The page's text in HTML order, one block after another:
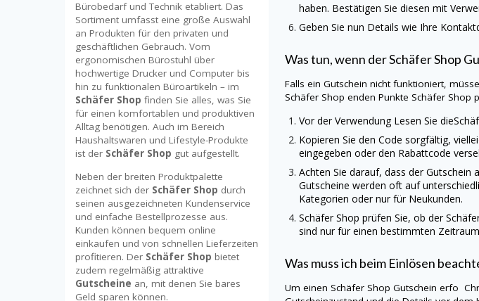
haben. Bestätigen Sie diesen mit
Geben Sie nun Details wie Ihre
Was tun, wenn derSchäfer Shop
Falls ein Gutschein nicht funktioniert,
Schäfer Shopenden PunkteSchäfer Shop
Vor der Verwendung Lesen Sie die
Kopieren Sie den Code sorgfältig,
eingegeben oder den Rabattcode
Achten Sie darauf, dass der
Gutscheine werden oft auf
Kategorien oder nur für Neukunden.
Schäfer Shopprüfen Sie, ob der
sind nur für einen bestimmten
Was muss ich beim Einlösen
Um einenSchäfer ShopGutschein erfo
Bürobedarf und Technik etabliert. Das
Sortiment umfasst eine große Auswahl
an Produkten für den privaten und
geschäftlichen Gebrauch. Vom
ergonomischen Bürostuhl über
hochwertige Drucker und Computer bis
hin zu funktionalen Büroartikeln – im
Schäfer Shop finden Sie alles, was Sie
für einen komfortablen und produktiven
Alltag benötigen. Auch im Bereich
Haushaltswaren und Lifestyle-Produkte
ist der Schäfer Shop gut aufgestellt.
Neben der breiten Produktpalette
zeichnet sich der Schäfer Shop durch
seinen ausgezeichneten Kundenservice
und einfache Bestellprozesse aus.
Kunden können bequem online
einkaufen und von schnellen Lieferzeiten
profitieren. Der Schäfer Shop bietet
zudem regelmäßig attraktive
Gutscheine an, mit denen Sie bares
Geld sparen können.